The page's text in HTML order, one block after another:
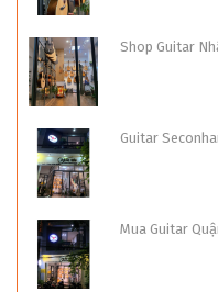
Shop Guitar
Guitar
Mua Guitar